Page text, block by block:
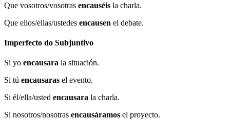
Que vosotros/vosotras encauséis la charla.
Que ellos/ellas/ustedes encausen el debate.
Imperfecto do Subjuntivo
Si yo encausara la situación.
Si tú encausaras el evento.
Si él/ella/usted encausara la charla.
Si nosotros/nosotras encausáramos el proyecto.